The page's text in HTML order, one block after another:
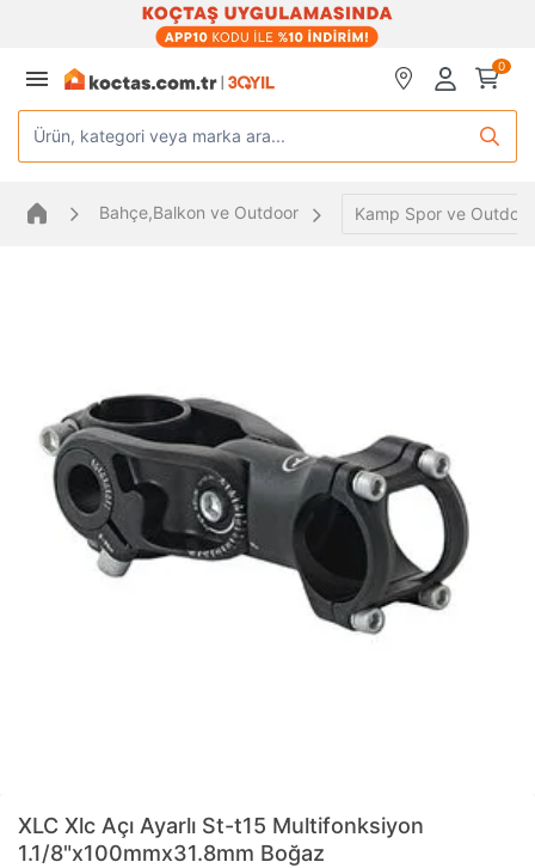
0
Ürün, kategori veya marka ara...
Bahçe,Balkon ve Outdoor Kamp Spor ve Outdoor
XLC Xlc Açı Ayarlı St-t15 Multifonksiyon
1.1/8"x100mmx31.8mm Boğaz